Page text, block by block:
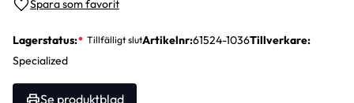
Lägg till i favoriter
Lagerstatus Artikelnr 61524-1036Tillverkare
Specialized
Se produktblad